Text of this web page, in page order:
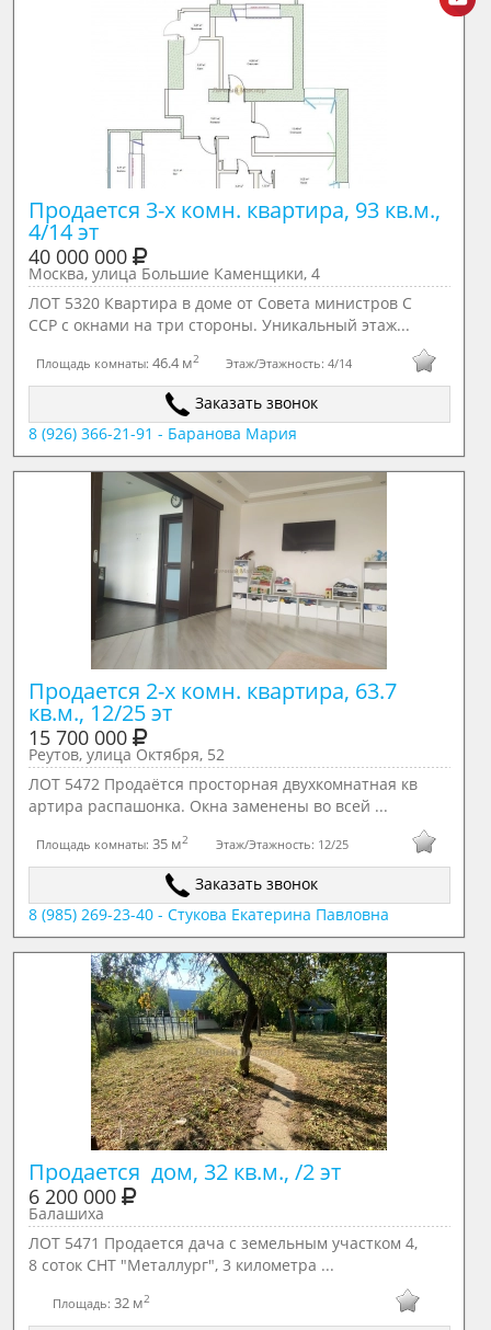
Продается 3-х комн. квартира, 93 кв.м.,
4/14 эт
40 000 000
Москва, улица Большие Каменщики, 4
ЛОТ 5320 Квартира в доме от Совета министров С
ССР с окнами на три стороны. Уникальный этаж...
Площадь комнаты: 46.4 м2 Этаж/Этажность:4/14
Заказать звонок
8 (926) 366-21-91 - Баранова Мария
Продается 2-х комн. квартира, 63.7
кв.м., 12/25 эт
15 700 000
Реутов, улица Октября, 52
ЛОТ 5472 Продаётся просторная двухкомнатная кв
артира распашонка. Окна заменены во всей ...
Площадь комнаты:35 м2 Этаж/Этажность: 12/25
Заказать звонок
8 (985) 269-23-40 - Стукова Екатерина Павловна
Продается  дом, 32 кв.м., /2 эт
6 200 000
Балашиха
ЛОТ 5471 Продается дача с земельным участком 4,
8 соток СНТ "Металлург", 3 километра ...
Площадь: 32 м2